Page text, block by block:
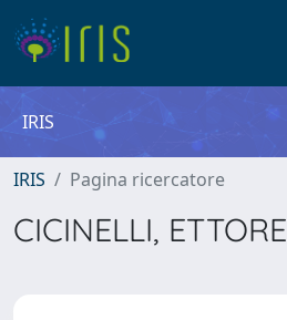
IRIS
IRIS Pagina ricercatore
CICINELLI, ETTORE